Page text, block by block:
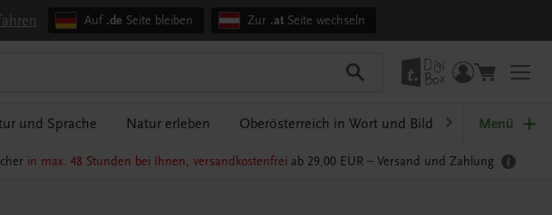
Auf .de Seite bleiben Zur .atSeite wechseln
und Sprache Natur erleben Oberösterreich in Wort und Bild Ratgeber
Menü
in max. 48 Stunden bei Ihnen, versandkostenfrei ab 29,00 EUR – Versand und Zahlung